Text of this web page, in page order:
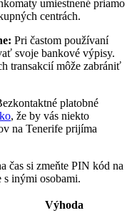
umiestnené priamo
centrách.
Pri častom používaní
svoje bankové výpisy.
transakcií môže zabrániť
platobné
, že by vás niekto
na Tenerife prijíma
čas si zmeňte PIN kód na
inými osobami.
Výhoda